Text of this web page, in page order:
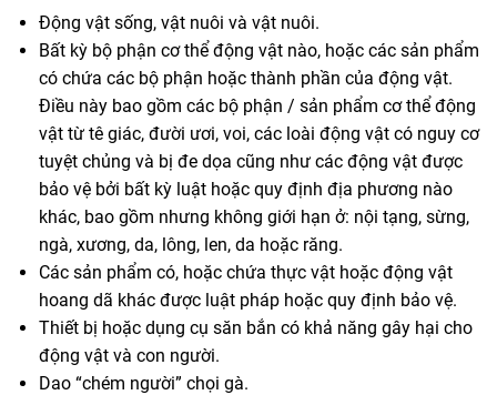
Động vật sống, vật nuôi và vật nuôi.
Bất kỳ bộ phận cơ thể động vật nào, hoặc các sản phẩm
có chứa các bộ phận hoặc thành phần của động vật.
Điều này bao gồm các bộ phận / sản phẩm cơ thể động
vật từ tê giác, đười ươi, voi, các loài động vật có nguy cơ
tuyệt chủng và bị đe dọa cũng như các động vật được
bảo vệ bởi bất kỳ luật hoặc quy định địa phương nào
khác, bao gồm nhưng không giới hạn ở: nội tạng, sừng,
ngà, xương, da, lông, len, da hoặc răng.
Các sản phẩm có, hoặc chứa thực vật hoặc động vật
hoang dã khác được luật pháp hoặc quy định bảo vệ.
Thiết bị hoặc dụng cụ săn bắn có khả năng gây hại cho
động vật và con người.
Dao “chém người” chọi gà.